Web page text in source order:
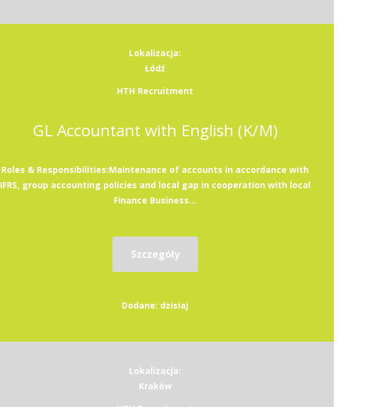
Lokalizacja:
Łódź
HTH Recruitment
GL Accountant with English (K/M)
Roles & Responsibilities:Maintenance of accounts in accordance with
IFRS, group accounting policies and local gap in cooperation with local
Finance Business...
Szczegóły
Dodane: dzisiaj
Lokalizacja:
Kraków